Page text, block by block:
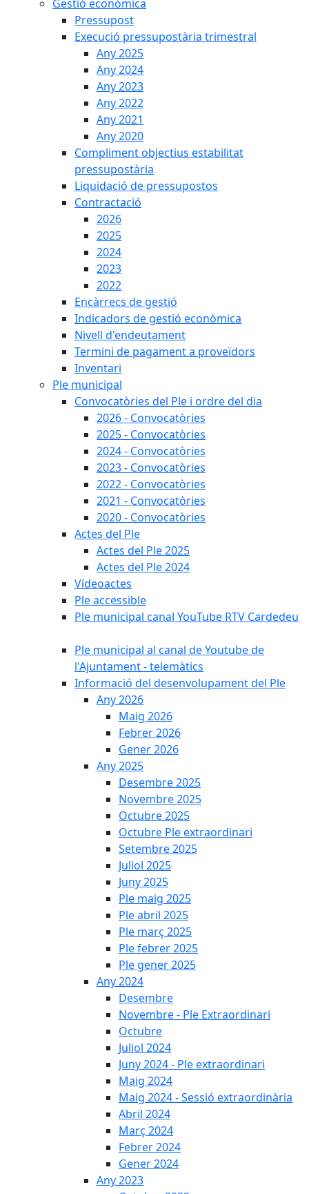
Gestió econòmica
Pressupost
Execució pressupostària trimestral
Any 2025
Any 2024
Any 2023
Any 2022
Any 2021
Any 2020
Compliment objectius estabilitat
pressupostària
Liquidació de pressupostos
Contractació
2026
2025
2024
2023
2022
Encàrrecs de gestió
Indicadors de gestió econòmica
Nivell d'endeutament
Termini de pagament a proveïdors
Inventari
Ple municipal
Convocatòries del Ple i ordre del dia
2026 - Convocatòries
2025 - Convocatòries
2024 - Convocatòries
2023 - Convocatòries
2022 - Convocatòries
2021 - Convocatòries
2020 - Convocatòries
Actes del Ple
Actes del Ple 2025
Actes del Ple 2024
Vídeoactes
Ple accessible
Ple municipal canal YouTube RTV Cardedeu
Ple municipal al canal de Youtube de
l'Ajuntament - telemàtics
Informació del desenvolupament del Ple
Any 2026
Maig 2026
Febrer 2026
Gener 2026
Any 2025
Desembre 2025
Novembre 2025
Octubre 2025
Octubre Ple extraordinari
Setembre 2025
Juliol 2025
Juny 2025
Ple maig 2025
Ple abril 2025
Ple març 2025
Ple febrer 2025
Ple gener 2025
Any 2024
Desembre
Novembre - Ple Extraordinari
Octubre
Juliol 2024
Juny 2024 - Ple extraordinari
Maig 2024
Maig 2024 - Sessió extraordinària
Abril 2024
Març 2024
Febrer 2024
Gener 2024
Any 2023